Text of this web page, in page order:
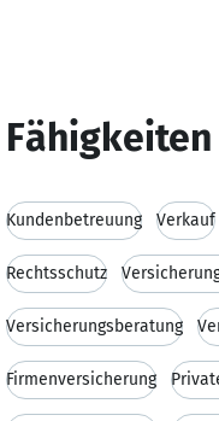
Kundenbetreuung Verkauf
Rechtsschutz
Versicherungsberatung
Firmenversicherung